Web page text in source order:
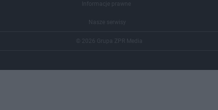
Informacje prawne
Nasze serwisy
© 2026 Grupa ZPR Media